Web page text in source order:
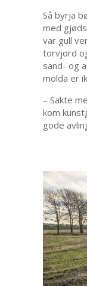
Så byrja
med
var gull
torvjord
sand- og
molda er
– Sakte
kom
gode